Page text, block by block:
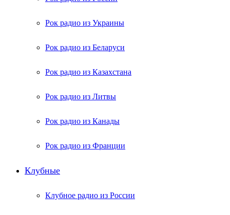
Рок радио из Украины
Рок радио из Беларуси
Рок радио из Казахстана
Рок радио из Литвы
Рок радио из Канады
Рок радио из Франции
Клубные
Клубное радио из России